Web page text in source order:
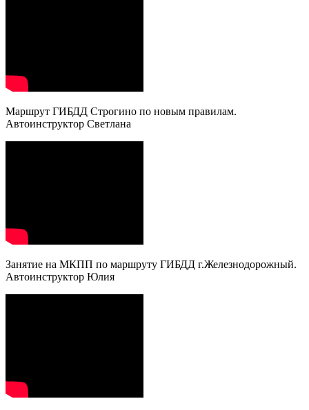
Маршрут ГИБДД Строгино по новым правилам.
Автоинструктор Светлана
Занятие на МКПП по маршруту ГИБДД г.Железнодорожный.
Автоинструктор Юлия